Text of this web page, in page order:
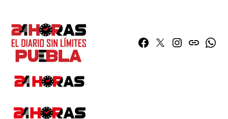
Facebook
TwitterInstagram
issuu